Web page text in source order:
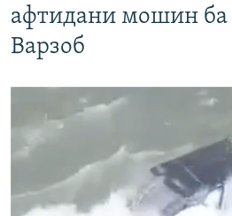
афтидани мошин ба
Варзоб